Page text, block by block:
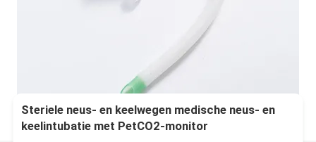
Steriele neus- en keelwegen medische neus- en
keelintubatie met PetCO2-monitor